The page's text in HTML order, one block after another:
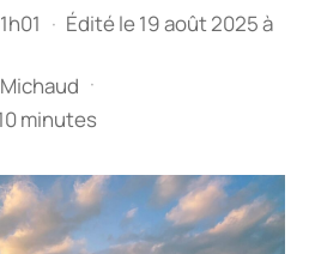
· Édité le 19 août 2025 à
·
minutes